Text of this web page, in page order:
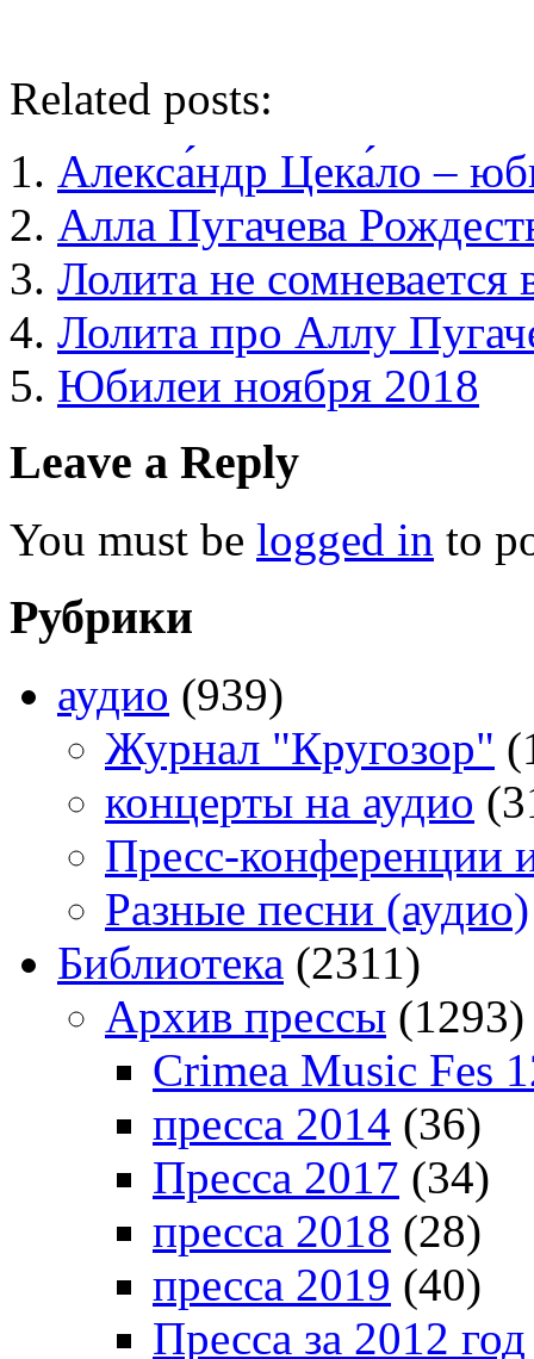
Related posts:
Алекса́ндр Цека́ло –
Алла Пугачева
Лолита не
Лолита про Аллу
Юбилеи ноября 2018
Leave a Reply
You must be logged in to
Рубрики
аудио (939)
Журнал "Кругозор"
концерты на аудио
Пресс-конференции
Разные песни (аудио)
Библиотека (2311)
Архив прессы (1293)
Crimea Music Fes
пресса 2014 (36)
Пресса 2017 (34)
пресса 2018 (28)
пресса 2019 (40)
Пресса за 2012 год